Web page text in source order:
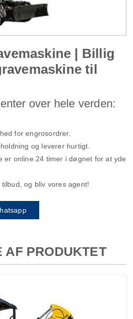
| Billig
til
over hele verden:
for engrosordrer.
og leverer hurtigt.
er online 24 timer i døgnet for at yde
og bliv vores agent!
AF PRODUKTET